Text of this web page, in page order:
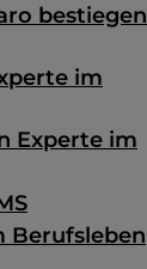
bestiegen
im
Experte im
Berufsleben